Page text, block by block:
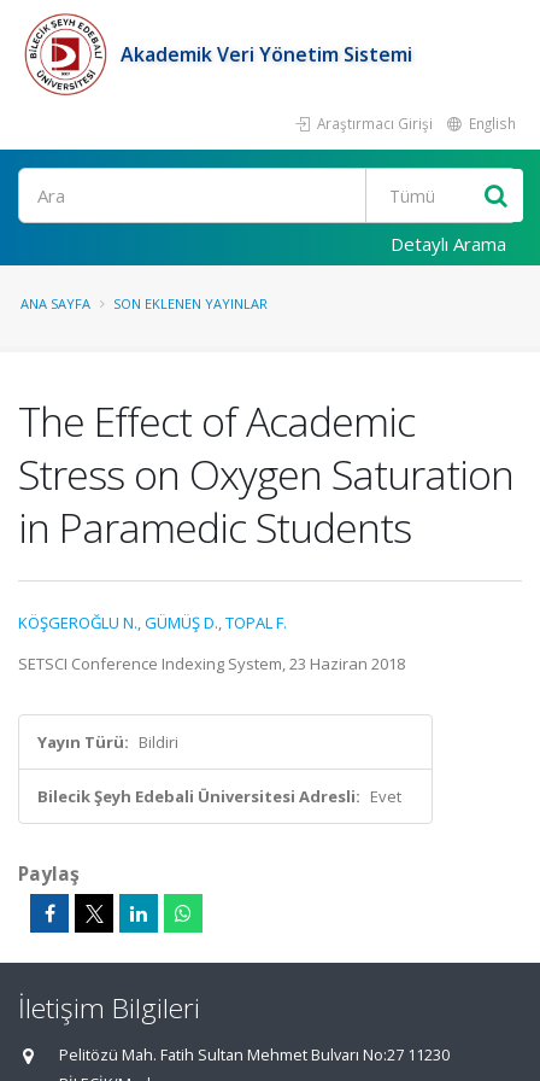
Akademik Veri Yönetim Sistemi
Araştırmacı Girişi English
Ara
Detaylı Arama
ANA SAYFA SON EKLENEN YAYINLAR
The Effect of Academic
Stress on Oxygen Saturation
in Paramedic Students
KÖŞGEROĞLU N.,GÜMÜŞ D.,TOPAL F.
SETSCI Conference Indexing System, 23 Haziran 2018
Yayın Türü: Bildiri
Bilecik Şeyh Edebali Üniversitesi Adresli: Evet
Paylaş
İletişim Bilgileri
Pelitözü Mah. Fatih Sultan Mehmet Bulvarı No:27 11230